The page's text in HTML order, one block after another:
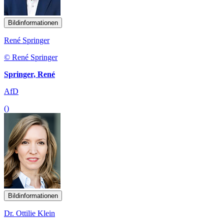
Bildinformationen
René Springer
© René Springer
Springer, René
AfD
()
Bildinformationen
Dr. Ottilie Klein